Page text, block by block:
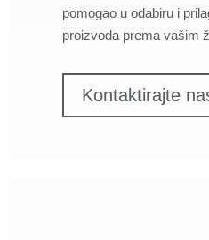
pomogao u odabiru i
proizvoda prema vašim
Kontaktirajte